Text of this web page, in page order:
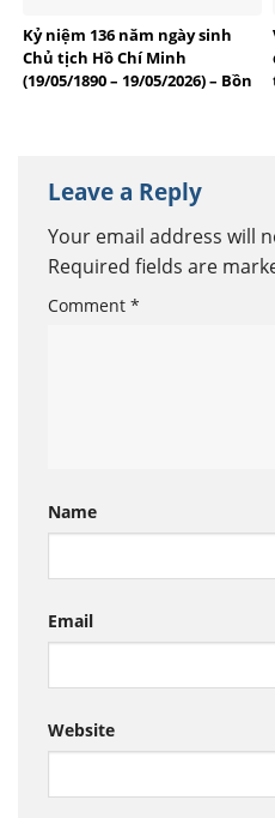
Kỷ niệm 136 năm ngày sinh
Chủ tịch Hồ Chí Minh
(19/05/1890 – 19/05/2026) – Bồn
Leave a Reply
Your email address will
Required fields are
Comment *
Name
Email
Website